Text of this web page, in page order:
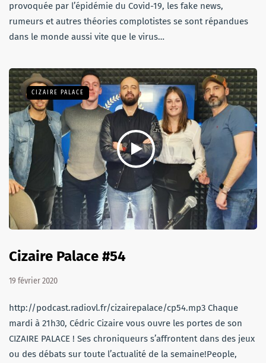
provoquée par l’épidémie du Covid-19, les fake news,
rumeurs et autres théories complotistes se sont répandues
dans le monde aussi vite que le virus…
CIZAIRE PALACE
Cizaire Palace #54
19 février 2020
http://podcast.radiovl.fr/cizairepalace/cp54.mp3 Chaque
mardi à 21h30, Cédric Cizaire vous ouvre les portes de son
CIZAIRE PALACE ! Ses chroniqueurs s’affrontent dans des jeux
ou des débats sur toute l’actualité de la semaine!People,